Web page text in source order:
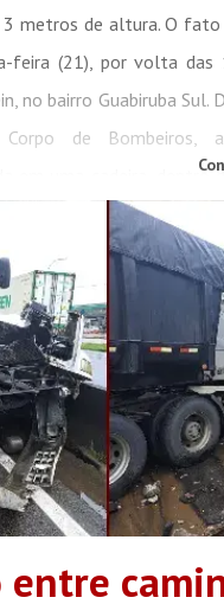
metros de altura. O fato
feira (21), por volta das
no bairro Guabiruba Sul.
Corpo de
em uma cadeira, dentro
e orientada. Ele
entre